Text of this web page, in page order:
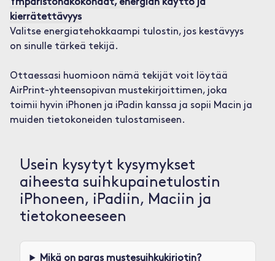
Ympäristönäkökohdat, energian käyttö ja
kierrätettävyys
Valitse energiatehokkaampi tulostin, jos kestävyys
on sinulle tärkeä tekijä.
Ottaessasi huomioon nämä tekijät voit löytää
AirPrint-yhteensopivan mustekirjoittimen, joka
toimii hyvin iPhonen ja iPadin kanssa ja sopii Macin ja
muiden tietokoneiden tulostamiseen.
Usein kysytyt kysymykset
aiheesta suihkupainetulostin
iPhoneen, iPadiin, Maciin ja
tietokoneeseen
Mikä on paras mustesuihkukirjotin?